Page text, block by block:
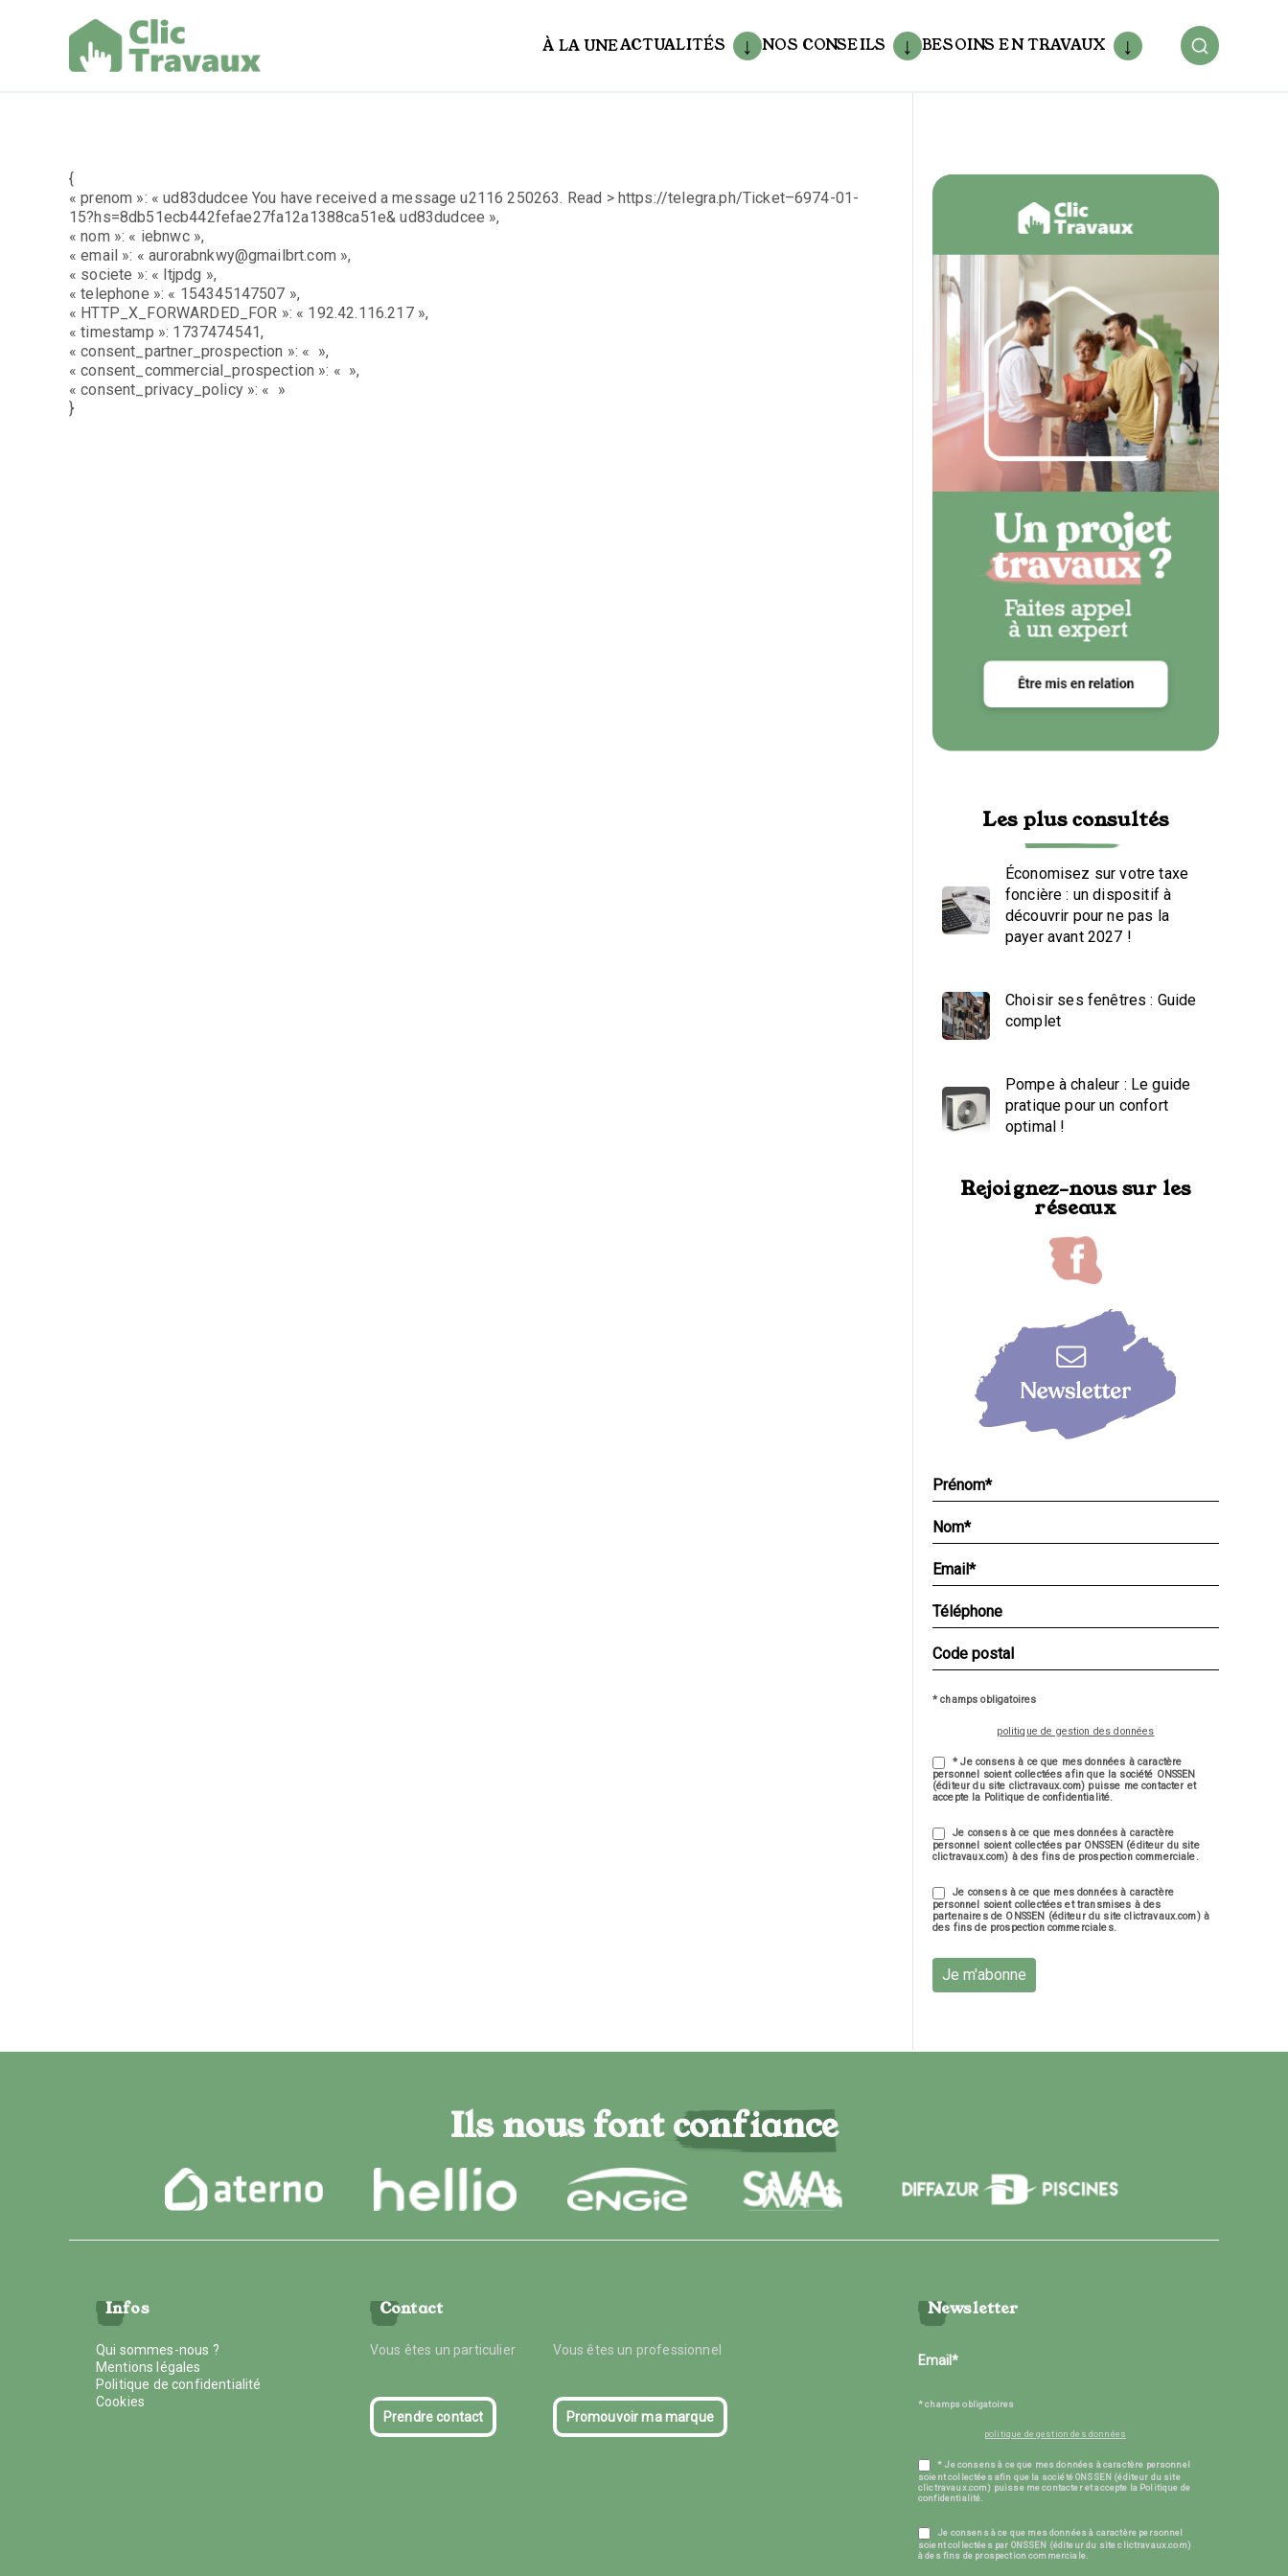
À LA UNEACTUALITÉS NOS CONSEILS BESOINS EN TRAVAUX
{
« prenom »: « ud83dudcee You have received a message u2116 250263. Read > https://telegra.ph/Ticket–6974-01-
15?hs=8db51ecb442fefae27fa12a1388ca51e& ud83dudcee »,
« nom »: « iebnwc »,
« email »: « aurorabnkwy@gmailbrt.com »,
« societe »: « ltjpdg »,
« telephone »: « 154345147507 »,
« HTTP_X_FORWARDED_FOR »: « 192.42.116.217 »,
« timestamp »: 1737474541,
« consent_partner_prospection »: « »,
« consent_commercial_prospection »: « »,
« consent_privacy_policy »: « »
}
Les plus consultés
Économisez sur votre taxe
foncière : un dispositif à
découvrir pour ne pas la
payer avant 2027 !
Choisir ses fenêtres : Guide
complet
Pompe à chaleur : Le guide
pratique pour un confort
optimal !
Rejoignez-nous sur les
réseaux
* champs obligatoires
politique de gestion des données
* Je consens à ce que mes données à caractère
personnel soient collectées afin que la société ONSSEN
(éditeur du site clictravaux.com) puisse me contacter et
accepte la Politique de confidentialité.
Je consens à ce que mes données à caractère
personnel soient collectées par ONSSEN (éditeur du site
clictravaux.com) à des fins de prospection commerciale.
Je consens à ce que mes données à caractère
personnel soient collectées et transmises à des
partenaires de ONSSEN (éditeur du site clictravaux.com) à
des fins de prospection commerciales.
Je m'abonne
Ils nous font confiance
Infos
Qui sommes-nous ?
Mentions légales
Politique de confidentialité
Cookies
Contact
Vous êtes un particulier Vous êtes un professionnel
Prendre contact Promouvoir ma marque
Newsletter
* champs obligatoires
politique de gestion des données
* Je consens à ce que mes données à caractère personnel
soient collectées afin que la société ONSSEN (éditeur du site
clictravaux.com) puisse me contacter et accepte la Politique de
confidentialité.
Je consens à ce que mes données à caractère personnel
soient collectées par ONSSEN (éditeur du site clictravaux.com)
à des fins de prospection commerciale.